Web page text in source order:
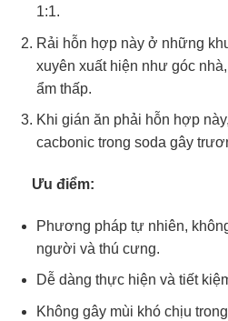
1:1.
Rải hỗn hợp này ở những
xuyên xuất hiện như góc
ẩm thấp.
Khi gián ăn phải hỗn hợp
cacbonic trong soda gây
Ưu điểm:
Phương pháp tự nhiên,
người và thú cưng.
Dễ dàng thực hiện và tiết
Không gây mùi khó chịu